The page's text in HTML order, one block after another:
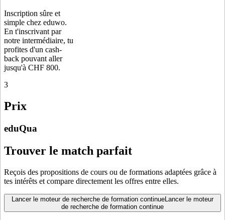
Inscription sûre et
simple chez eduwo.
En t'inscrivant par
notre intermédiaire, tu
profites d'un cash-
back pouvant aller
jusqu'à CHF 800.
3
Prix
eduQua
Trouver le match parfait
Reçois des propositions de cours ou de formations adaptées grâce à
tes intérêts et compare directement les offres entre elles.
Lancer le moteur de recherche de formation continueLancer le moteur
de recherche de formation continue